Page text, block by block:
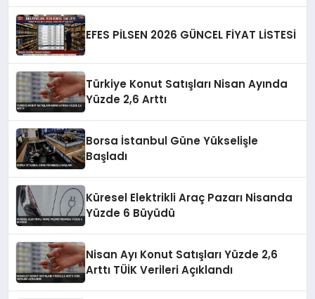
EFES PİLSEN 2026 GÜNCEL FİYAT LİSTESİ
Türkiye Konut Satışları Nisan Ayında
Yüzde 2,6 Arttı
Borsa İstanbul Güne Yükselişle
Başladı
Küresel Elektrikli Araç Pazarı Nisanda
Yüzde 6 Büyüdü
Nisan Ayı Konut Satışları Yüzde 2,6
Arttı TÜİK Verileri Açıklandı